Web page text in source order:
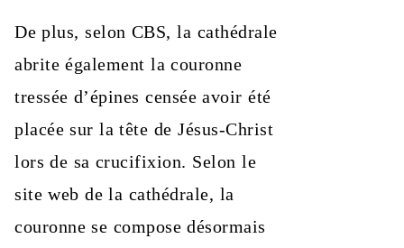
De plus, selon CBS, la cathédrale
abrite également la couronne
tressée d’épines censée avoir été
placée sur la tête de Jésus-Christ
lors de sa crucifixion. Selon le
site web de la cathédrale, la
couronne se compose désormais